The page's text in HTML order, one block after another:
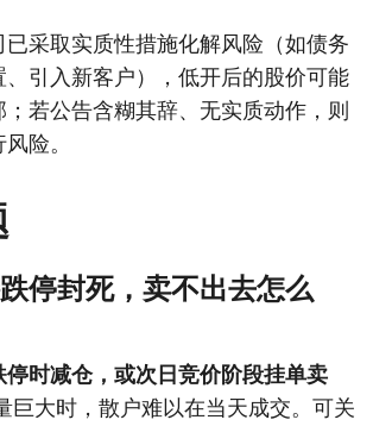
已采取实质性措施化解风险（如债务
、引入新客户），低开后的股价可能
；若公告含糊其辞、无实质动作，则
险。
停封死，卖不出去怎么
时减仓，或次日竞价阶段挂单卖
巨大时，散户难以在当天成交。可关